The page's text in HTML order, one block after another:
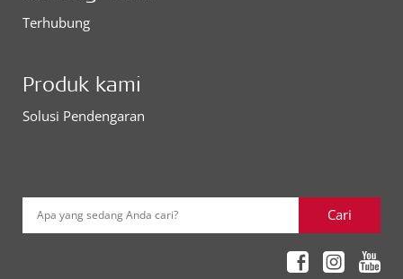
Terhubung
Produk kami
Solusi Pendengaran
Apa yang sedang Anda cari? Cari